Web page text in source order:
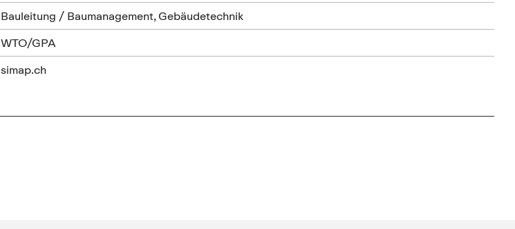
Bauleitung / Baumanagement, Gebäudetechnik
WTO/GPA
simap.ch